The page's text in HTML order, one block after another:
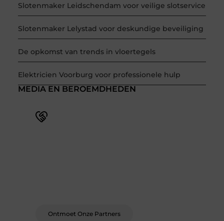
Slotenmaker Leidschendam voor veilige slotservice
Slotenmaker Lelystad voor deskundige beveiliging
De opkomst van trends in vloertegels
Elektricien Voorburg voor professionele hulp
MEDIA EN BEROEMDHEDEN
Ontmoet Onze Partners